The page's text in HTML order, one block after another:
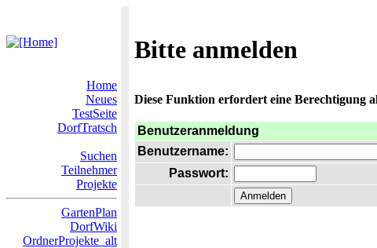
Bitte anmelden
Home
Neues
TestSeite
DorfTratsch
Suchen
Teilnehmer
Projekte
GartenPlan
DorfWiki
OrdnerProjekte_alt
Diese Funktion erfordert eine Berechtigung
Benutzeranmeldung
Benutzername:
Passwort: